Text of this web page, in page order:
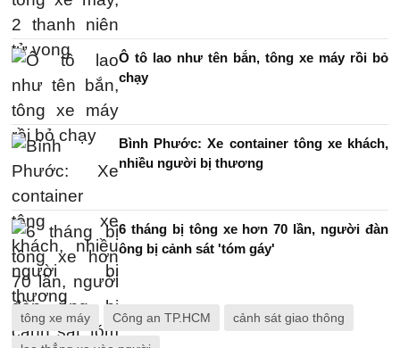
Ô tô lao như tên bắn, tông xe máy rồi bỏ
chạy
Bình Phước: Xe container tông xe khách,
nhiều người bị thương
6 tháng bị tông xe hơn 70 lần, người đàn
ông bị cảnh sát 'tóm gáy'
tông xe máy Công an TP.HCM cảnh sát giao thông